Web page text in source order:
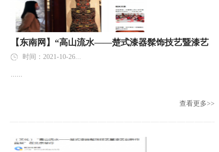
【东南网】“高山流水——楚式漆器髹饰技艺暨漆艺
创新作品展”在北京举行
时间：2021-10-26...
......
查看更多>>